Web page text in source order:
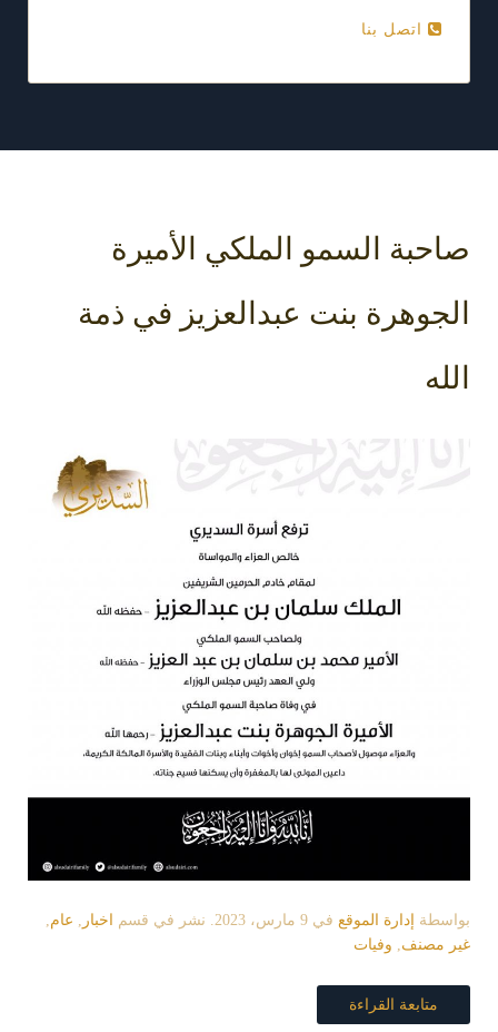
اتصل بنا
صاحبة السمو الملكي الأميرة
الجوهرة بنت عبدالعزيز في ذمة
الله
بواسطة إدارة الموقع في 9 مارس، 2023 . نشر في قسم اخبار , عام,
غير مصنف, وفيات
متابعة القراءة